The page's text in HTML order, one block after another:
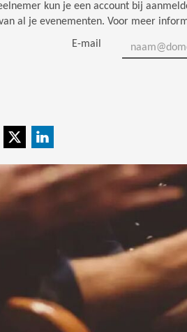
kun je een account bij
al je evenementen. Voor meer
E-mail